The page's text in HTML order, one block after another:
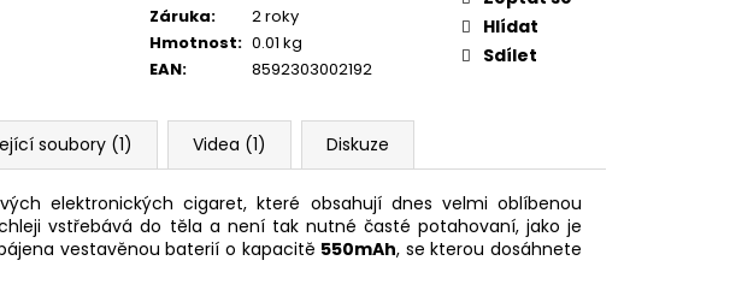
Záruka:
2 roky
Hmotnost: 0.01 kg
EAN: 8592303002192
Hlídat
Sdílet
soubory (1) Videa (1) Diskuze
elektronických cigaret, které obsahují dnes velmi oblíbenou
vstřebává do těla a není tak nutné časté potahovaní, jako je
vestavěnou baterií o kapacitě 550mAh, se kterou dosáhnete